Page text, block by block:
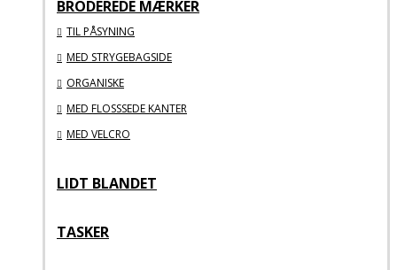
BRODEREDE MÆRKER
TIL PÅSYNING
MED STRYGEBAGSIDE
ORGANISKE
MED FLOSSSEDE KANTER
MED VELCRO
LIDT BLANDET
TASKER